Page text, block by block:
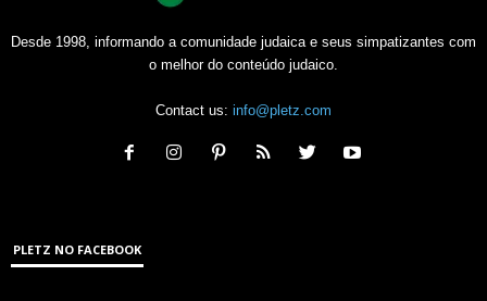
Desde 1998, informando a comunidade judaica e seus simpatizantes com
o melhor do conteúdo judaico.
Contact us: info@pletz.com
PLETZ NO FACEBOOK